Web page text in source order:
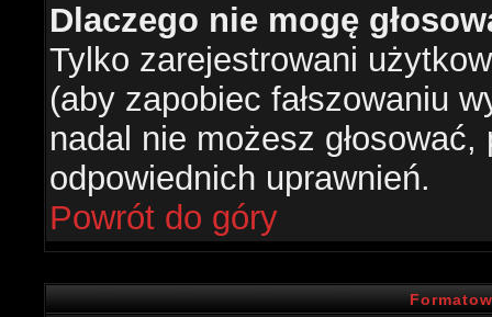
Dlaczego nie mogę
Tylko zarejestrowani
(aby zapobiec fałszowaniu
nadal nie możesz
odpowiednich uprawnień.
Powrót do góry